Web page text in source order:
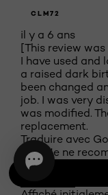
CLM72
il y a 6 ans
[This review
I have used and
a raised dark
been changed
job. I was very
was modified.
replacement.
Traduire avec
Non, Je ne